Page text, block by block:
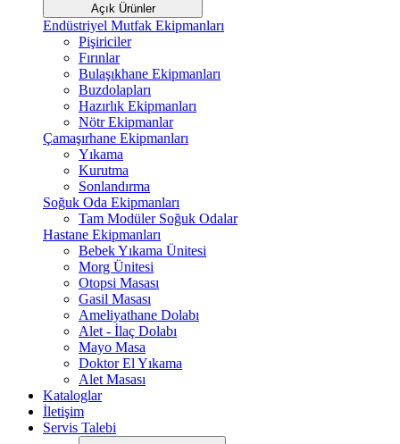
Açık Ürünler
Endüstriyel Mutfak Ekipmanları
Pişiriciler
Fırınlar
Bulaşıkhane Ekipmanları
Buzdolapları
Hazırlık Ekipmanları
Nötr Ekipmanlar
Çamaşırhane Ekipmanları
Yıkama
Kurutma
Sonlandırma
Soğuk Oda Ekipmanları
Tam Modüler Soğuk Odalar
Hastane Ekipmanları
Bebek Yıkama Ünitesi
Morg Ünitesi
Otopsi Masası
Gasil Masası
Ameliyathane Dolabı
Alet - İlaç Dolabı
Mayo Masa
Doktor El Yıkama
Alet Masası
Kataloglar
İletişim
Servis Talebi